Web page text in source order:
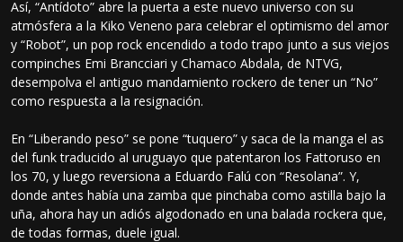
Así, “Antídoto” abre la puerta a este nuevo universo con su
atmósfera a la Kiko Veneno para celebrar el optimismo del amor
y “Robot”, un pop rock encendido a todo trapo junto a sus viejos
compinches Emi Brancciari y Chamaco Abdala, de NTVG,
desempolva el antiguo mandamiento rockero de tener un “No”
como respuesta a la resignación.
En “Liberando peso” se pone “tuquero” y saca de la manga el as
del funk traducido al uruguayo que patentaron los Fattoruso en
los 70, y luego reversiona a Eduardo Falú con “Resolana”. Y,
donde antes había una zamba que pinchaba como astilla bajo la
uña, ahora hay un adiós algodonado en una balada rockera que,
de todas formas, duele igual.